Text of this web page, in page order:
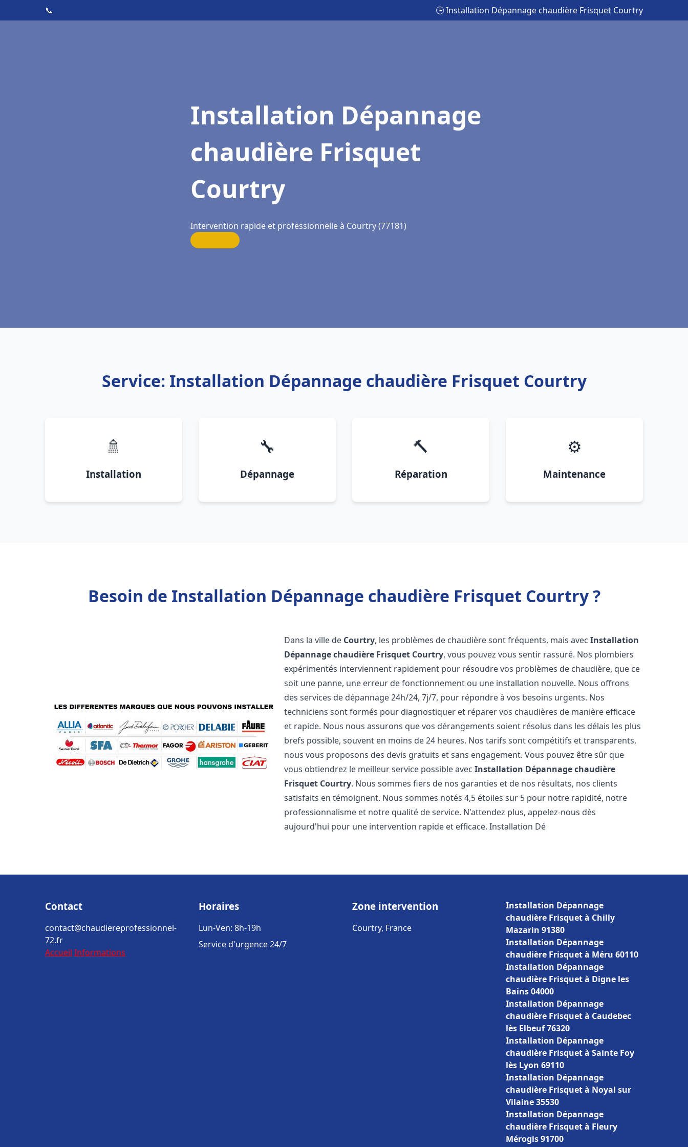
📞 🕒 Installation Dépannage chaudière Frisquet Courtry
Installation Dépannage
chaudière Frisquet
Courtry
Intervention rapide et professionnelle à Courtry (77181)
Service: Installation Dépannage chaudière Frisquet Courtry
🚿
Installation
🔧
Dépannage
🔨
Réparation
⚙️
Maintenance
Besoin de Installation Dépannage chaudière Frisquet Courtry ?
Dans la ville de Courtry, les problèmes de chaudière sont fréquents, mais avecInstallation
Dépannage chaudière Frisquet Courtry, vous pouvez vous sentir rassuré. Nos plombiers
expérimentés interviennent rapidement pour résoudre vos problèmes de chaudière, que ce
soit une panne, une erreur de fonctionnement ou une installation nouvelle. Nous offrons
des services de dépannage 24h/24, 7j/7, pour répondre à vos besoins urgents. Nos
techniciens sont formés pour diagnostiquer et réparer vos chaudières de manière efficace
et rapide. Nous nous assurons que vos dérangements soient résolus dans les délais les plus
brefs possible, souvent en moins de 24 heures. Nos tarifs sont compétitifs et transparents,
nous vous proposons des devis gratuits et sans engagement. Vous pouvez être sûr que
vous obtiendrez le meilleur service possible avecInstallation Dépannage chaudière
Frisquet Courtry. Nous sommes fiers de nos garanties et de nos résultats, nos clients
satisfaits en témoignent. Nous sommes notés 4,5 étoiles sur 5 pour notre rapidité, notre
professionnalisme et notre qualité de service. N'attendez plus, appelez-nous dès
aujourd'hui pour une intervention rapide et efficace. Installation Dé
Contact
contact@chaudiereprofessionnel-
72.fr
Accueil Informations
Horaires
Lun-Ven: 8h-19h
Service d'urgence 24/7
Zone intervention
Courtry, France
Installation Dépannage
chaudière Frisquet à Chilly
Mazarin 91380
Installation Dépannage
chaudière Frisquet à Méru 60110
Installation Dépannage
chaudière Frisquet à Digne les
Bains 04000
Installation Dépannage
chaudière Frisquet à Caudebec
lès Elbeuf 76320
Installation Dépannage
chaudière Frisquet à Sainte Foy
lès Lyon 69110
Installation Dépannage
chaudière Frisquet à Noyal sur
Vilaine 35530
Installation Dépannage
chaudière Frisquet à Fleury
Mérogis 91700